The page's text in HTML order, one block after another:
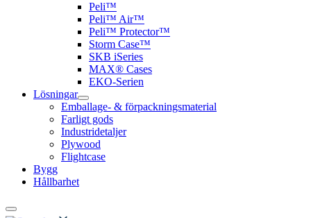
Peli™
Peli™ Air™
Peli™ Protector™
Storm Case™
SKB iSeries
MAX® Cases
EKO-Serien
Lösningar
Emballage- & förpackningsmaterial
Farligt gods
Industridetaljer
Plywood
Flightcase
Bygg
Hållbarhet